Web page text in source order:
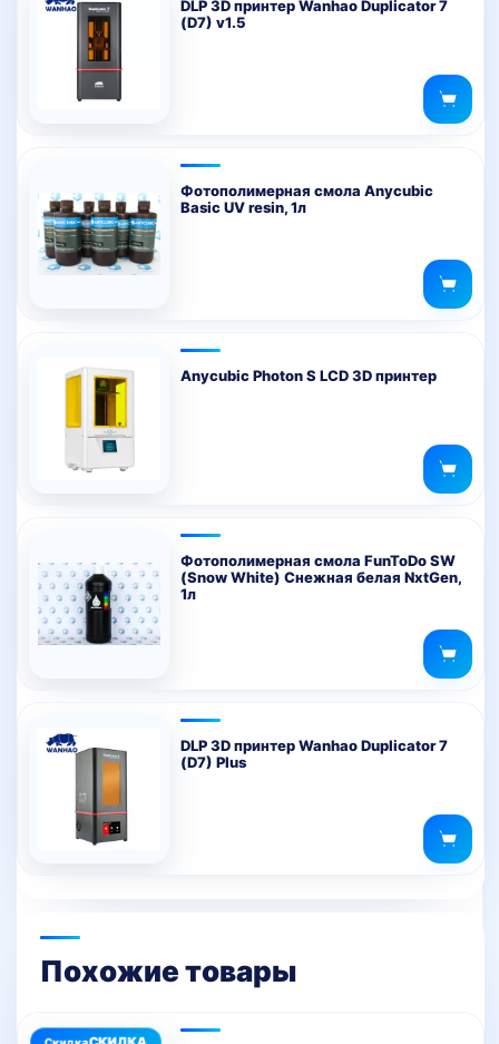
DLP 3D принтер Wanhao Duplicator 7
(D7) v1.5
Фотополимерная смола Anycubic
Basic UV resin, 1л
Anycubic Photon S LCD 3D принтер
Фотополимерная смола FunToDo SW
(Snow White) Снежная белая NxtGen,
1л
DLP 3D принтер Wanhao Duplicator 7
(D7) Plus
Похожие товары